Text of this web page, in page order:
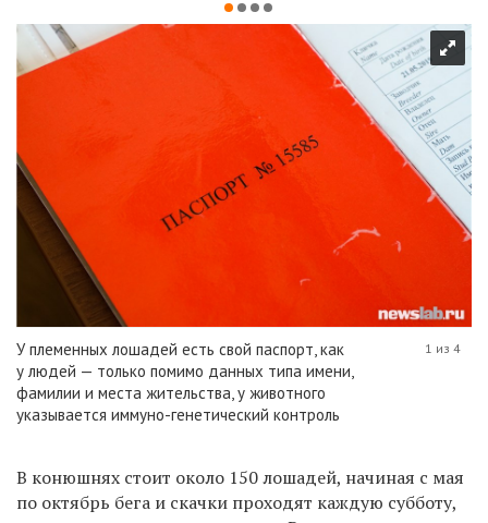
У племенных лошадей есть свой паспорт, как
у людей — только помимо данных типа имени,
фамилии и места жительства, у животного
указывается иммуно-генетический контроль
1 из 4
В конюшнях стоит около 150 лошадей, начиная с мая
по октябрь бега и скачки проходят каждую субботу,